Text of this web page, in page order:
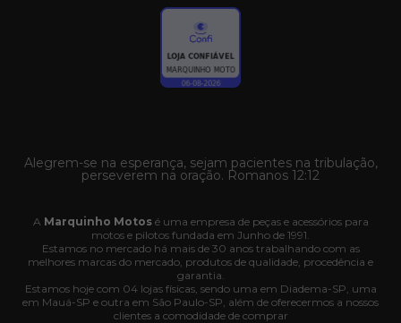
Alegrem-se na esperança, sejam pacientes na tribulação,
perseverem na oração. Romanos 12:12
A Marquinho Motosé uma empresa de peças e acessórios para
motos e pilotos fundada em Junho de 1991.
Estamos no mercado há mais de 30 anos trabalhando com as
melhores marcas do mercado, produtos de qualidade, procedência e
garantia.
Estamos hoje com 04 lojas físicas, sendo uma em Diadema-SP, uma
em Mauá-SP e outra em São Paulo-SP, além de oferecermos a nossos
clientes a comodidade de comprar